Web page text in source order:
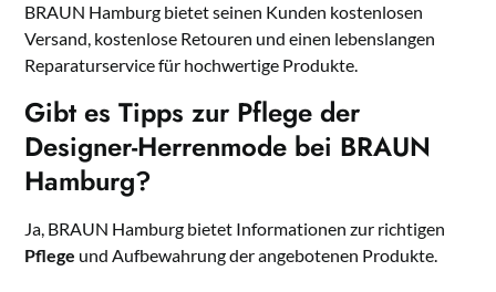
BRAUN Hamburg bietet seinen Kunden kostenlosen
Versand, kostenlose Retouren und einen lebenslangen
Reparaturservice für hochwertige Produkte.
Gibt es Tipps zur Pflege der
Designer-Herrenmode bei BRAUN
Hamburg?
Ja, BRAUN Hamburg bietet Informationen zur richtigen
Pflege und Aufbewahrung der angebotenen Produkte.